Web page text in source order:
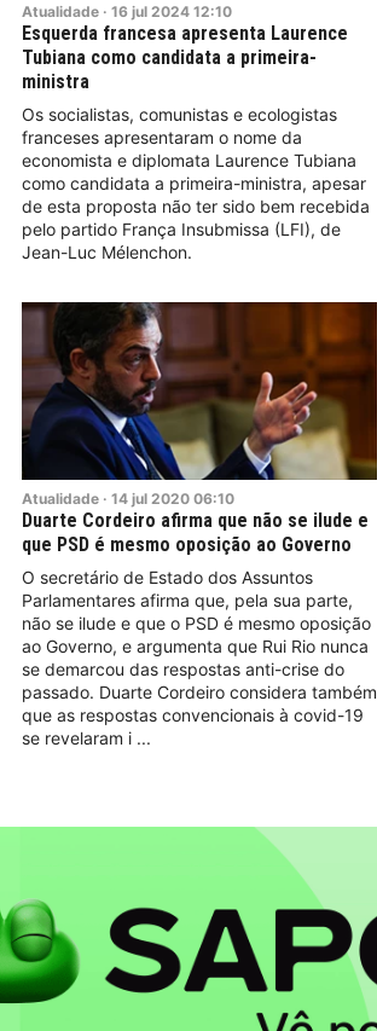
Atualidade · 16 jul 2024 12:10
Esquerda francesa apresenta Laurence
Tubiana como candidata a primeira-
ministra
Os socialistas, comunistas e ecologistas
franceses apresentaram o nome da
economista e diplomata Laurence Tubiana
como candidata a primeira-ministra, apesar
de esta proposta não ter sido bem recebida
pelo partido França Insubmissa (LFI), de
Jean-Luc Mélenchon.
Atualidade · 14 jul 2020 06:10
Duarte Cordeiro afirma que não se ilude e
que PSD é mesmo oposição ao Governo
O secretário de Estado dos Assuntos
Parlamentares afirma que, pela sua parte,
não se ilude e que o PSD é mesmo oposição
ao Governo, e argumenta que Rui Rio nunca
se demarcou das respostas anti-crise do
passado. Duarte Cordeiro considera também
que as respostas convencionais à covid-19
se revelaram i